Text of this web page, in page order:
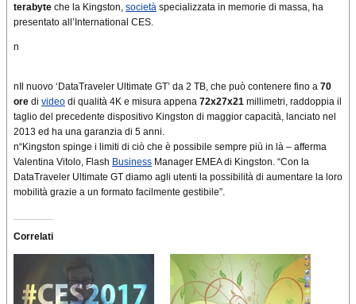
terabyte che la Kingston, società specializzata in memorie di massa, ha
presentato all’International CES.
n
nIl nuovo ‘DataTraveler Ultimate GT’ da 2 TB, che può contenere fino a 70
ore di video di qualità 4K e misura appena 72x27x21 millimetri, raddoppia il
taglio del precedente dispositivo Kingston di maggior capacità, lanciato nel
2013 ed ha una garanzia di 5 anni.
n“Kingston spinge i limiti di ciò che è possibile sempre più in là – afferma
Valentina Vitolo, Flash Business Manager EMEA di Kingston. “Con la
DataTraveler Ultimate GT diamo agli utenti la possibilità di aumentare la loro
mobilità grazie a un formato facilmente gestibile”.
Correlati